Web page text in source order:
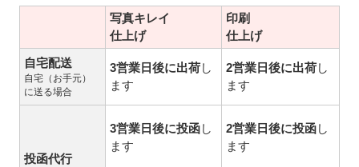
写真キレイ
仕上げ
印刷
仕上げ
自宅配送
自宅（お手元）
に送る場合
3営業日後に出荷し
ます
2営業日後に出荷し
ます
投函代行
3営業日後に投函し
ます
2営業日後に投函し
ます